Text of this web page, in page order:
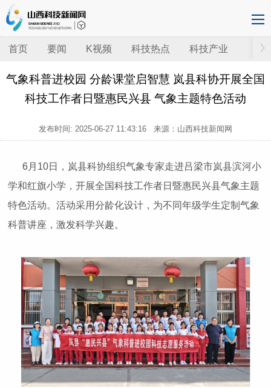
首页 要闻 K视频 科技热点 科技产业
气象科普进校园 分龄课堂启智慧 岚县科协开展全国
科技工作者日暨惠民兴县 气象主题特色活动
发布时间: 2025-06-27 11:43:16 来源：山西科技新闻网
6月10日，岚县科协组织气象专家走进吕梁市岚县滨河小
学和红旗小学，开展全国科技工作者日暨惠民兴县气象主题
特色活动。活动采用分龄化设计，为不同年级学生定制气象
科普讲座，激发科学兴趣。